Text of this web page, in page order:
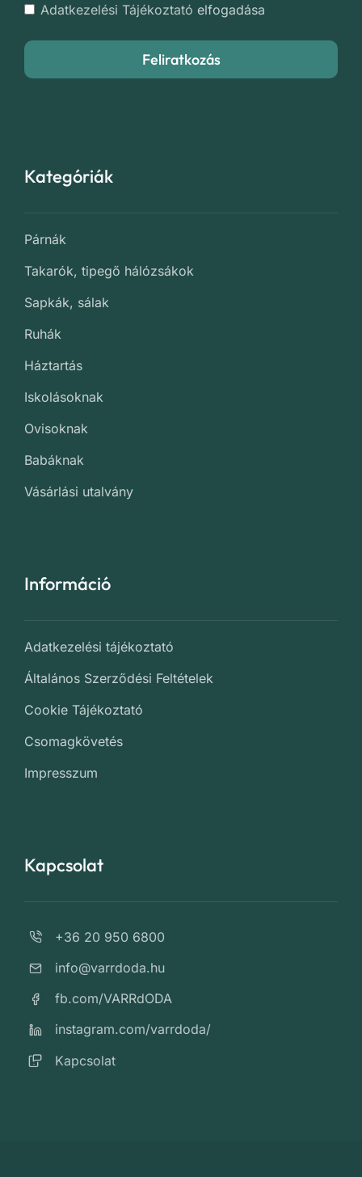
Adatkezelési Tájékoztató elfogadása
Feliratkozás
Kategóriák
Párnák
Takarók, tipegő hálózsákok
Sapkák, sálak
Ruhák
Háztartás
Iskolásoknak
Ovisoknak
Babáknak
Vásárlási utalvány
Információ
Adatkezelési tájékoztató
Általános Szerződési Feltételek
Cookie Tájékoztató
Csomagkövetés
Impresszum
Kapcsolat
+36 20 950 6800
info@varrdoda.hu
fb.com/VARRdODA
instagram.com/varrdoda/
Kapcsolat